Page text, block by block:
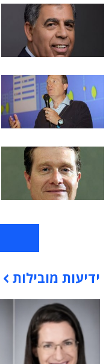
תוכן פרסומי
ידיעות מובילות